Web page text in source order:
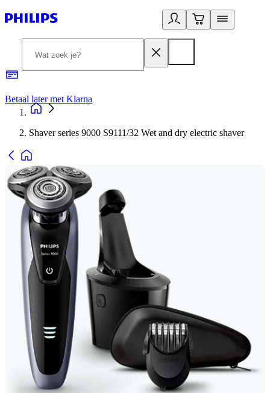
Betaal later met Klarna
Shaver series 9000 S9111/32 Wet and dry electric shaver